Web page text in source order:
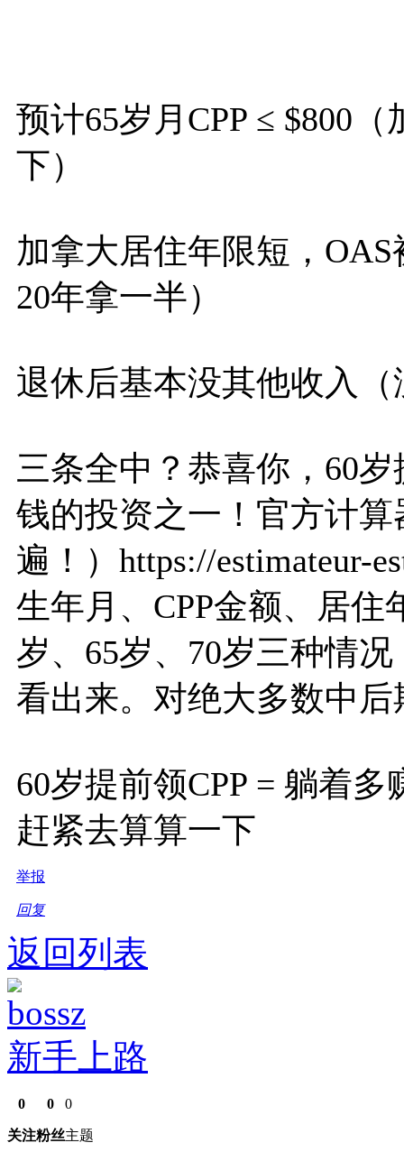
预计65岁月CPP ≤ $800
下）
加拿大居住年限短，
20年拿一半）
退休后基本没其他收入
三条全中？恭喜你，60
钱的投资之一！官方计
遍！）https://estimateur-
生年月、CPP金额、居住
岁、65岁、70岁三种情
看出来。对绝大多数中
60岁提前领CPP = 躺着
赶紧去算算一下
举报
回复
返回列表
bossz
新手上路
0
关注
0
粉丝
0
主题